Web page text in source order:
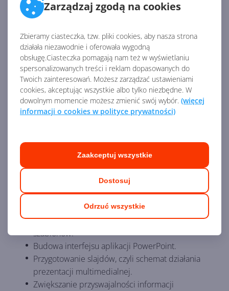
Zarządzaj zgodą na cookies
Zbieramy ciasteczka, tzw. pliki cookies, aby nasza strona
działała niezawodnie i oferowała wygodną
obsługę.Ciasteczka pomagają nam też w wyświetlaniu
spersonalizowanych treści i reklam dopasowanych do
Twoich zainteresowań. Możesz zarządzać ustawieniami
cookies, akceptując wszystkie albo tylko niezbędne. W
dowolnym momencie możesz zmienić swój wybór. (więcej
informacji o cookies w polityce prywatności)
Odrzuć wszystkie
Dostosuj
Zaakceptuj wszystkie
Agenda szkolenia - Tworzenie prezentacji w
prezentacjami - 1,5 godz.
Wstęp do aplikacji PowerPoint - co możemy
osiągnąć za jej pomocą?
Tworzenie pustych prezentacji i korzystanie z
szablonów.
Budowa interfejsu aplikacji PowerPoint.
Przygotowanie slajdów, czyli schemat działania
prezentacji multimedialnej.
Zwiększanie przyswajalności informacji